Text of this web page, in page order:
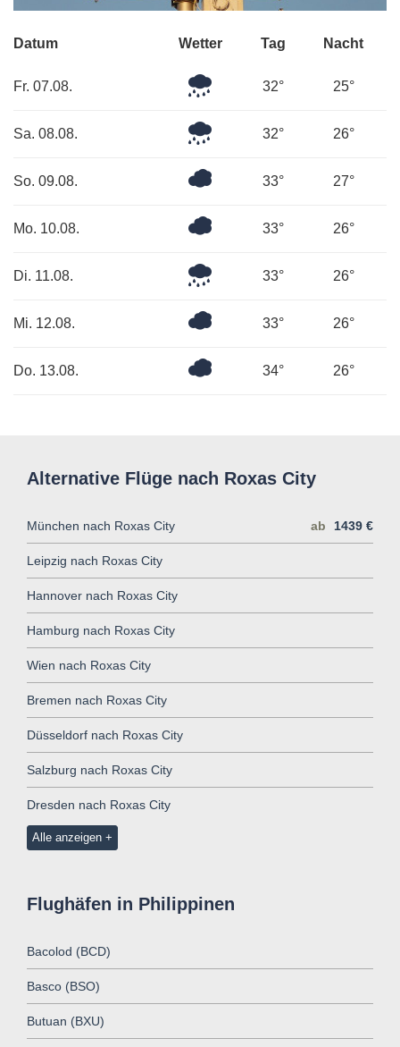
Datum Wetter Tag Nacht
Fr. 07.08.
Mäßiger32° 25°
Sa. 08.08. 32° 26°
So. 09.08. 33° 27°
Mo. 10.08.
Überwiegend
33° 26°
Di. 11.08. 33° 26°
Mi. 12.08.
Überwiegend
33° 26°
Do. 13.08. 34° 26°
Alternative Flüge nach Roxas City
München nach Roxas City ab 1439 €
Leipzig nach Roxas City
Hannover nach Roxas City
Hamburg nach Roxas City
Wien nach Roxas City
Bremen nach Roxas City
Düsseldorf nach Roxas City
Salzburg nach Roxas City
Dresden nach Roxas City
Alle anzeigen
Flughäfen in Philippinen
Bacolod (BCD)
Basco (BSO)
Butuan (BXU)